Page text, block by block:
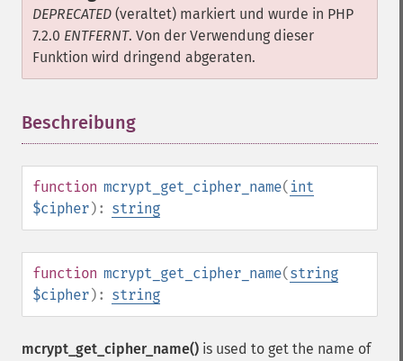
DEPRECATED (veraltet) markiert und wurde in PHP
7.2.0 ENTFERNT. Von der Verwendung dieser
Funktion wird dringend abgeraten.
Beschreibung
function mcrypt_get_cipher_name( int
$cipher): string
function mcrypt_get_cipher_name(string
$cipher): string
mcrypt_get_cipher_name() is used to get the name of